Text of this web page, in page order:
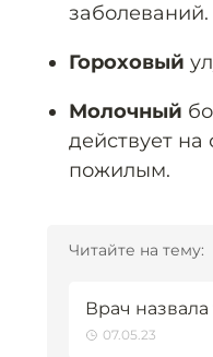
заболеваний.
Гороховый
Молочный
действует
пожилым.
Читайте на тему:
Врач назвала
07.05.23